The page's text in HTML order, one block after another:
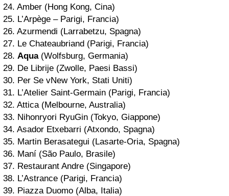
24. Amber (Hong Kong, Cina)
25. L’Arpège – Parigi, Francia)
26. Azurmendi (Larrabetzu, Spagna)
27. Le Chateaubriand (Parigi, Francia)
28. Aqua(Wolfsburg, Germania)
29. De Librije (Zwolle, Paesi Bassi)
30. Per Se vNew York, Stati Uniti)
31. L’Atelier Saint-Germain (Parigi, Francia)
32. Attica (Melbourne, Australia)
33. Nihonryori RyuGin (Tokyo, Giappone)
34. Asador Etxebarri (Atxondo, Spagna)
35. Martin Berasategui (Lasarte-Oria, Spagna)
36. Maní (São Paulo, Brasile)
37. Restaurant Andre (Singapore)
38. L’Astrance (Parigi, Francia)
39. Piazza Duomo (Alba, Italia)